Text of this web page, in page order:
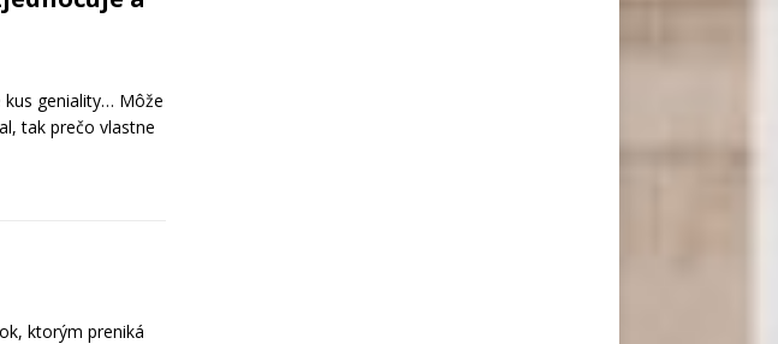
kus geniality… Môže
tak prečo vlastne
ktorým preniká